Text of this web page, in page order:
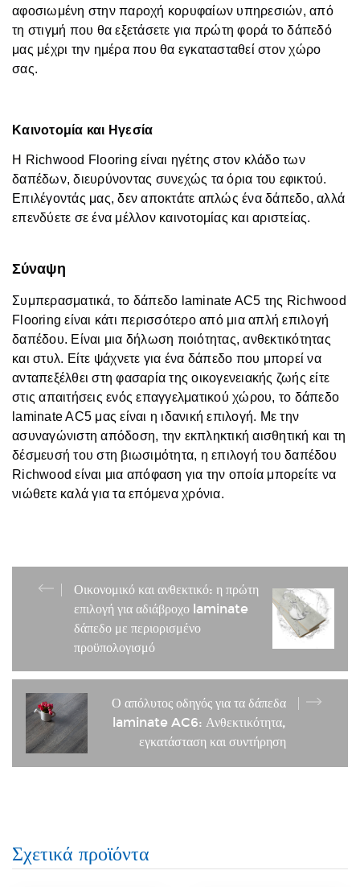
αφοσιωμένη στην παροχή κορυφαίων υπηρεσιών, από
τη στιγμή που θα εξετάσετε για πρώτη φορά το δάπεδό
μας μέχρι την ημέρα που θα εγκατασταθεί στον χώρο
σας.
Καινοτομία και Ηγεσία
Η Richwood Flooring είναι ηγέτης στον κλάδο των
δαπέδων, διευρύνοντας συνεχώς τα όρια του εφικτού.
Επιλέγοντάς μας, δεν αποκτάτε απλώς ένα δάπεδο, αλλά
επενδύετε σε ένα μέλλον καινοτομίας και αριστείας.
Σύναψη
Συμπερασματικά, το δάπεδο laminate AC5 της Richwood
Flooring είναι κάτι περισσότερο από μια απλή επιλογή
δαπέδου. Είναι μια δήλωση ποιότητας, ανθεκτικότητας
και στυλ. Είτε ψάχνετε για ένα δάπεδο που μπορεί να
ανταπεξέλθει στη φασαρία της οικογενειακής ζωής είτε
στις απαιτήσεις ενός επαγγελματικού χώρου, το δάπεδο
laminate AC5 μας είναι η ιδανική επιλογή. Με την
ασυναγώνιστη απόδοση, την εκπληκτική αισθητική και τη
δέσμευσή του στη βιωσιμότητα, η επιλογή του δαπέδου
Richwood είναι μια απόφαση για την οποία μπορείτε να
νιώθετε καλά για τα επόμενα χρόνια.
Οικονομικό και ανθεκτικό: η πρώτη
επιλογή για αδιάβροχο laminate
δάπεδο με περιορισμένο
προϋπολογισμό
Ο απόλυτος οδηγός για τα δάπεδα
laminate AC6: Ανθεκτικότητα,
εγκατάσταση και συντήρηση
Σχετικά προϊόντα